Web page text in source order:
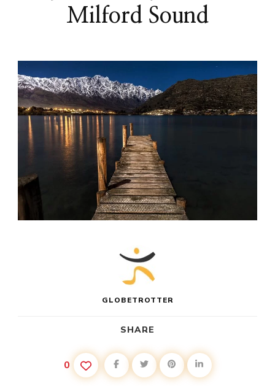
Milford Sound
GLOBETROTTER
SHARE
0